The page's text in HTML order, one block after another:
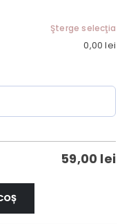
Şterge selecţia
0,00lei
59,00 lei